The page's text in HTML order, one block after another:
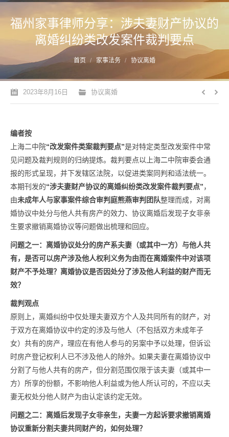
福州家事律师分享：涉夫妻财产协议的
离婚纠纷类改发案件裁判要点
您的位置： 首页 家事法务 协议离婚
2023年8月16日 协议离婚
编者按
上海二中院“改发案件类案裁判要点”是对特定类型改发案件中常
见问题及裁判规则的归纳提炼。裁判要点以上海二中院审委会通
报的形式呈现，并下发辖区法院，以促进类案同判和适法统一。
本期刊发的“涉夫妻财产协议的离婚纠纷类改发案件裁判要点”，
由未成年人与家事案件综合审判庭熊燕审判团队整理而成，对离
婚协议中处分与他人共有房产的效力、协议离婚后发现子女非亲
生要求撤销离婚协议等问题做出梳理和回应。
问题之一：离婚协议处分的房产系夫妻（或其中一方）与他人共
有，是否可以房产涉及他人权利义务为由而在离婚案件中对该项
财产不予处理？离婚协议是否因处分了涉及他人利益的财产而无
效？
裁判观点
原则上，离婚纠纷中仅处理夫妻双方个人及共同所有的财产，对
于双方在离婚协议中约定的涉及与他人（不包括双方未成年子
女）共有的房产，理应在有他人参与的另案中予以处理，但诉讼
时房产登记权利人已不涉及他人的除外。如果夫妻在离婚协议中
分割了与他人共有的房产，但分割范围仅限于该夫妻（或其中一
方）所享的份额，不影响他人利益或为他人所认可的，不应以夫
妻无权处分他人财产为由认定该约定无效。
问题之二：离婚后发现子女非亲生，夫妻一方起诉要求撤销离婚
协议重新分割夫妻共同财产的，如何处理？